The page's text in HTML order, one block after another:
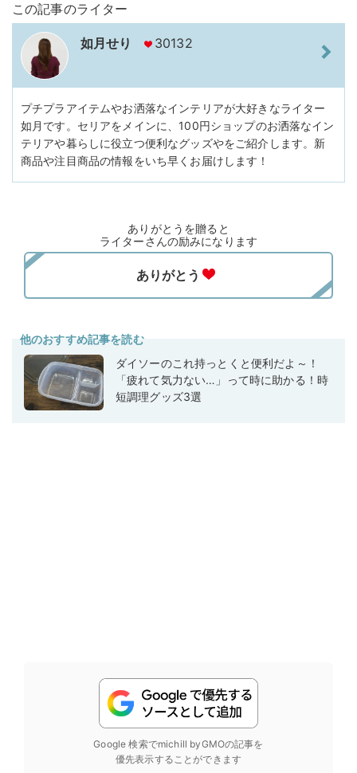
この記事のライター
如月せり 30132
プチプラアイテムやお洒落なインテリアが大好きなライター
如月です。セリアをメインに、100円ショップのお洒落なイン
テリアや暮らしに役立つ便利なグッズやをご紹介します。新
商品や注目商品の情報をいち早くお届けします！
ありがとうを贈ると
ライターさんの励みになります
他のおすすめ記事を読む
ダイソーのこれ持っとくと便利だよ～！
「疲れて気力ない…」って時に助かる！時
短調理グッズ3選
Google 検索でmichill byGMOの記事を
優先表示することができます